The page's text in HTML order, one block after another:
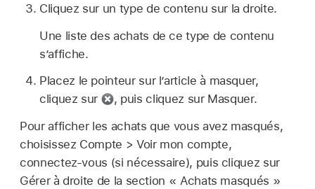
Cliquez sur un type de contenu sur la droite.
Une liste des achats de ce type de contenu
s’affiche.
Placez le pointeur sur l’article à masquer,
cliquez sur
, puis cliquez sur Masquer.
Pour afficher les achats que vous avez masqués,
choisissez Compte > Voir mon compte,
connectez-vous (si nécessaire), puis cliquez sur
Gérer à droite de la section « Achats masqués »